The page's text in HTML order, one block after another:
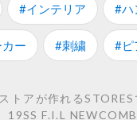
#インテリア #ハ
ー #刺繍 #ピ
トアが作れる
F.I.L